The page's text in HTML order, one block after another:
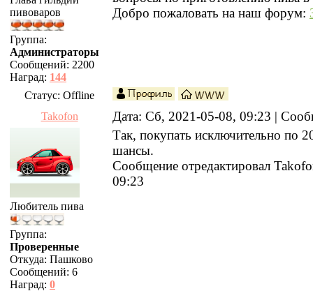
пивоваров
Группа:
Администраторы
Сообщений: 2200
Наград: 144
Добро пожаловать на наш форум:
Статус: Offline
Takofon
Дата: Сб, 2021-05-08, 09:23 |
Любитель пива
Группа:
Проверенные
Откуда: Пашково
Сообщений: 6
Наград: 0
Так, покупать исключительно по
шансы.
Сообщение отредактировал
09:23